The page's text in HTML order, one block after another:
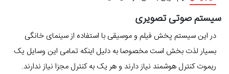
سیستم صوتی تصویری
در این سیستم پخش فیلم و موسیقی با استفاده از سینمای خانگی
بسیار لذت بخش است مخصوصا به دلیل اینکه تمامی این وسایل یک
ریموت کنترل هوشمند نیاز دارند و هر یک به کنترل مجزا نیاز ندارند.